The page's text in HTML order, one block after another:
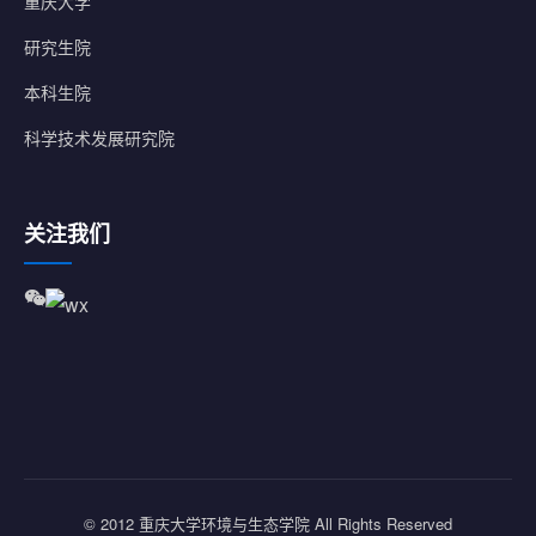
研究生院
本科生院
科学技术发展研究院
关注我们
© 2012 重庆大学环境与生态学院 All Rights Reserved